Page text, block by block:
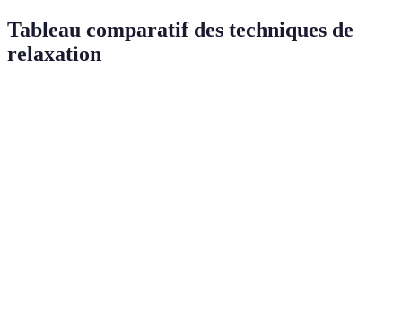
Tableau comparatif des techniques de
relaxation